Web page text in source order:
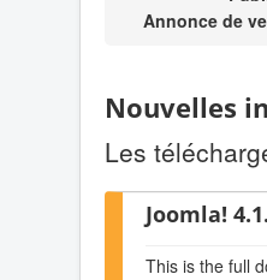
Annonce de
Nouvelles
Les
Joomla!
This is the full